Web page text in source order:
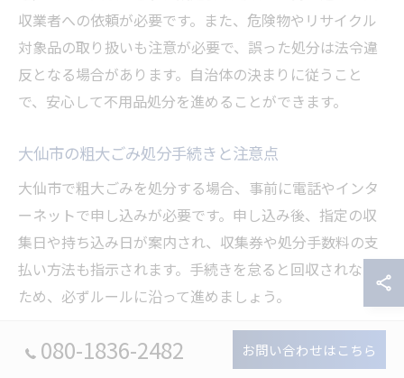
収業者への依頼が必要です。また、危険物やリサイクル
対象品の取り扱いも注意が必要で、誤った処分は法令違
反となる場合があります。自治体の決まりに従うこと
で、安心して不用品処分を進めることができます。
大仙市の粗大ごみ処分手続きと注意点
大仙市で粗大ごみを処分する場合、事前に電話やインタ
ーネットで申し込みが必要です。申し込み後、指定の収
集日や持ち込み日が案内され、収集券や処分手数料の支
払い方法も指示されます。手続きを怠ると回収されない
ため、必ずルールに沿って進めましょう。
また、粗大ごみとして出せない品目（家電リサイクル法
対象品など）もあるため、事前に市役所やごみ処理場へ
080-1836-2482 お問い合わせはこちら